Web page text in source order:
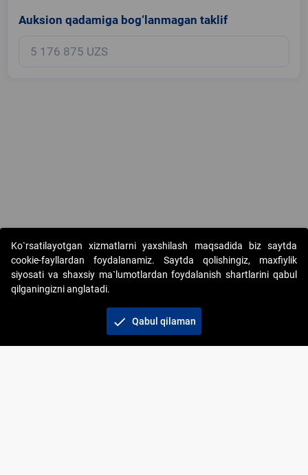
Auksion qadamiga bog‘lanmagan taklif
Copyright © 2017-2026. "Elektron onlayn-auksionlarni tashkil etish"
AJ. Barcha huquqlar himoyalangan
+998 71 202-21-11
Ko`rsatilayotgan xizmatlarni yaxshilash maqsadida biz saytda
cookie-fayllardan foydalanamiz. Saytda qolishingiz, maxfiylik
siyosati va shaxsiy ma`lumotlardan foydalanish shartlarini qabul
qilganingizni anglatadi.
check Qabul qilaman